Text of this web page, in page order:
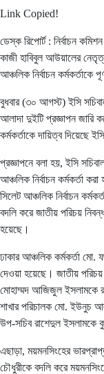
Link Copied!
ডেস্ক রিপোর্ট : নির্বাচন
কাজী হাবিবুল আউয়ালের
আঞ্চলিক নির্বাচন কর্মকর্তাকে
বুধবার (৩০ আগস্ট) ইসি
আলাদা দুইটি প্রজ্ঞাপন জারি
কর্মকর্তাকে দায়িত্ব দিয়েছে
প্রজ্ঞাপনে বলা হয়, ইসি
আঞ্চলিক নির্বাচন কর্মকর্তা
সিলেট আঞ্চলিক নির্বাচন
বদলি করে জাতীয় পরিচয়
হয়েছে।
ঢাকার আঞ্চলিক কর্মকর্তা মো.
দেওয়া হয়েছে। জাতীয়
মোহাম্মদ আজিজুল ইসলামকে
শাখার পরিচালক মো. ইউনুচ
উপ-সচিব রাশেদুল ইসলামকে
এছাড়া, ময়মনসিংহের
চৌধুরীকে বদলি করে